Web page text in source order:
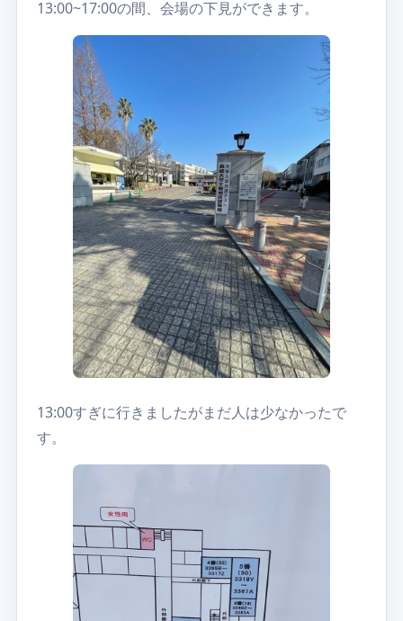
13:00~17:00の間、会場の下見ができます。
13:00すぎに行きましたがまだ人は少なかったで
す。